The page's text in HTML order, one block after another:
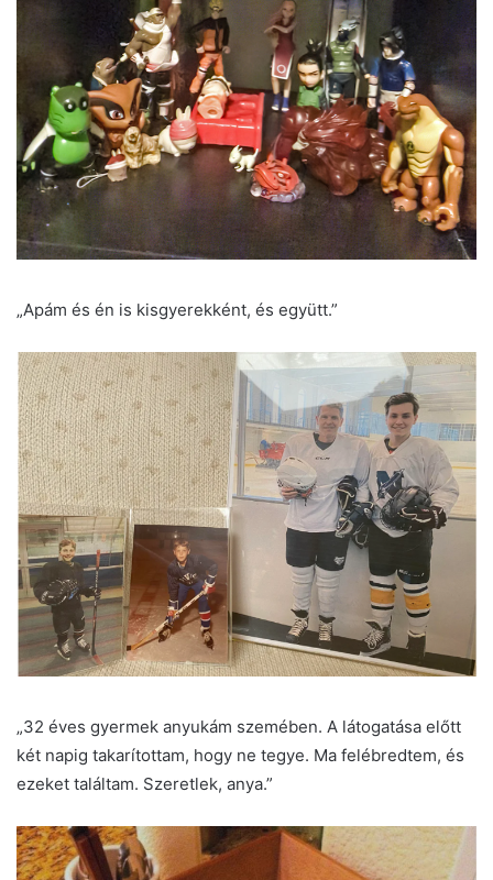
„Apám és én is kisgyerekként, és együtt.”
„32 éves gyermek anyukám szemében. A látogatása előtt
két napig takarítottam, hogy ne tegye. Ma felébredtem, és
ezeket találtam. Szeretlek, anya.”